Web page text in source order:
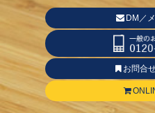
DM／
お問合